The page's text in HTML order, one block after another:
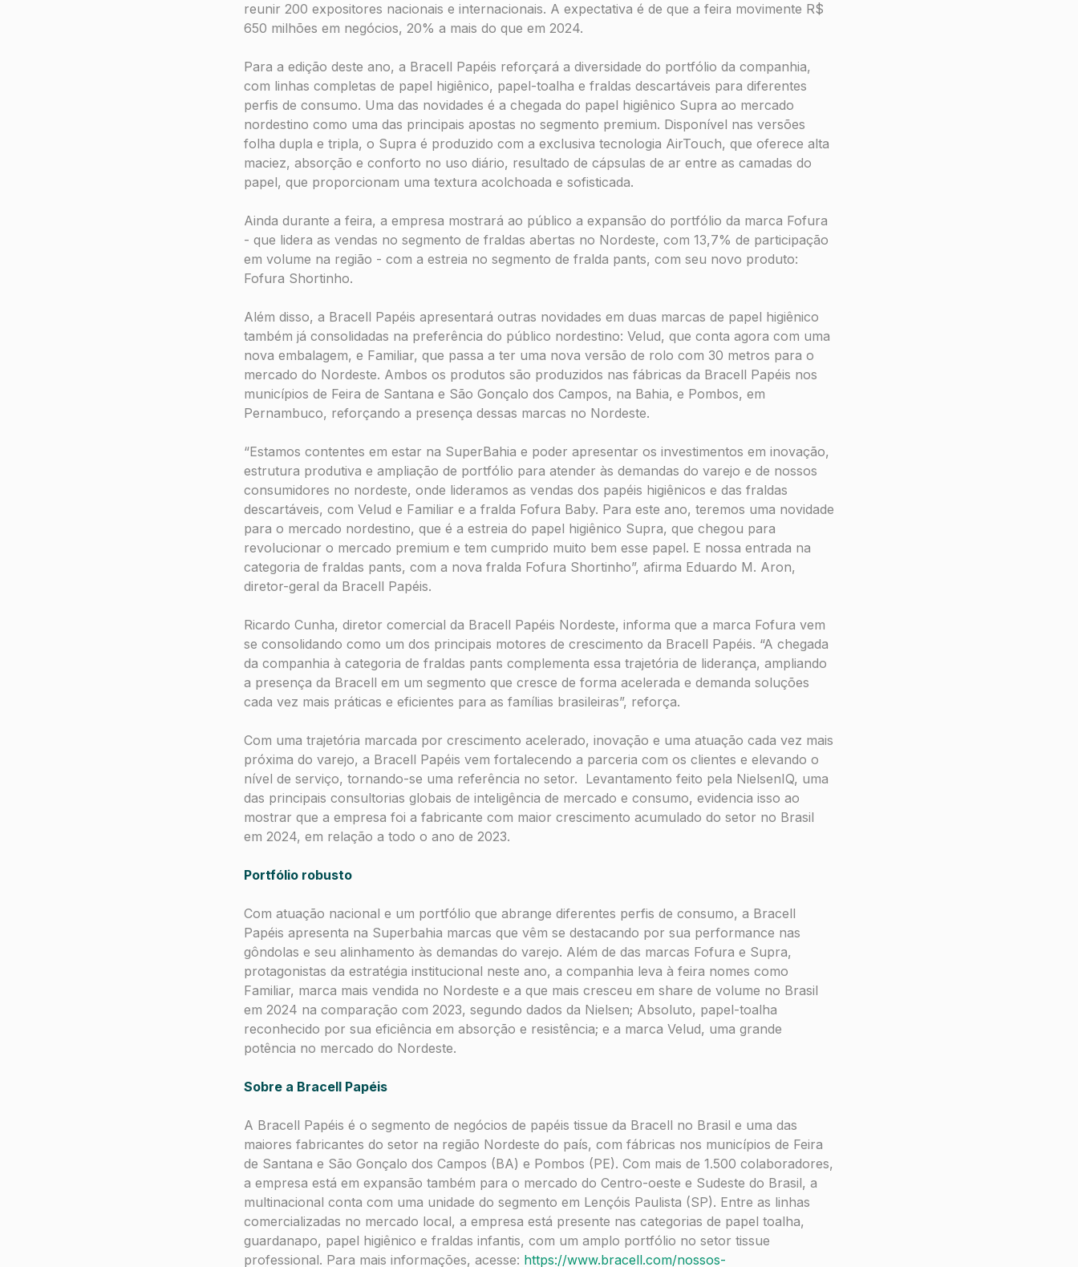
reunir 200 expositores nacionais e internacionais. A expectativa é de que a feira movimente R$
650 milhões em negócios, 20% a mais do que em 2024.
Para a edição deste ano, a Bracell Papéis reforçará a diversidade do portfólio da companhia,
com linhas completas de papel higiênico, papel-toalha e fraldas descartáveis para diferentes
perfis de consumo. Uma das novidades é a chegada do papel higiênico Supra ao mercado
nordestino como uma das principais apostas no segmento premium. Disponível nas versões
folha dupla e tripla, o Supra é produzido com a exclusiva tecnologia AirTouch, que oferece alta
maciez, absorção e conforto no uso diário, resultado de cápsulas de ar entre as camadas do
papel, que proporcionam uma textura acolchoada e sofisticada.
Ainda durante a feira, a empresa mostrará ao público a expansão do portfólio da marca Fofura
- que lidera as vendas no segmento de fraldas abertas no Nordeste, com 13,7% de participação
em volume na região - com a estreia no segmento de fralda pants, com seu novo produto:
Fofura Shortinho.
Além disso, a Bracell Papéis apresentará outras novidades em duas marcas de papel higiênico
também já consolidadas na preferência do público nordestino: Velud, que conta agora com uma
nova embalagem, e Familiar, que passa a ter uma nova versão de rolo com 30 metros para o
mercado do Nordeste. Ambos os produtos são produzidos nas fábricas da Bracell Papéis nos
municípios de Feira de Santana e São Gonçalo dos Campos, na Bahia, e Pombos, em
Pernambuco, reforçando a presença dessas marcas no Nordeste.
“Estamos contentes em estar na SuperBahia e poder apresentar os investimentos em inovação,
estrutura produtiva e ampliação de portfólio para atender às demandas do varejo e de nossos
consumidores no nordeste, onde lideramos as vendas dos papéis higiênicos e das fraldas
descartáveis, com Velud e Familiar e a fralda Fofura Baby. Para este ano, teremos uma novidade
para o mercado nordestino, que é a estreia do papel higiênico Supra, que chegou para
revolucionar o mercado premium e tem cumprido muito bem esse papel. E nossa entrada na
categoria de fraldas pants, com a nova fralda Fofura Shortinho”, afirma Eduardo M. Aron,
diretor-geral da Bracell Papéis.
Ricardo Cunha, diretor comercial da Bracell Papéis Nordeste, informa que a marca Fofura vem
se consolidando como um dos principais motores de crescimento da Bracell Papéis. “A chegada
da companhia à categoria de fraldas pants complementa essa trajetória de liderança, ampliando
a presença da Bracell em um segmento que cresce de forma acelerada e demanda soluções
cada vez mais práticas e eficientes para as famílias brasileiras”, reforça.
Com uma trajetória marcada por crescimento acelerado, inovação e uma atuação cada vez mais
próxima do varejo, a Bracell Papéis vem fortalecendo a parceria com os clientes e elevando o
nível de serviço, tornando-se uma referência no setor. Levantamento feito pela NielsenIQ, uma
das principais consultorias globais de inteligência de mercado e consumo, evidencia isso ao
mostrar que a empresa foi a fabricante com maior crescimento acumulado do setor no Brasil
em 2024, em relação a todo o ano de 2023.
Portfólio robusto
Com atuação nacional e um portfólio que abrange diferentes perfis de consumo, a Bracell
Papéis apresenta na Superbahia marcas que vêm se destacando por sua performance nas
gôndolas e seu alinhamento às demandas do varejo. Além de das marcas Fofura e Supra,
protagonistas da estratégia institucional neste ano, a companhia leva à feira nomes como
Familiar, marca mais vendida no Nordeste e a que mais cresceu em share de volume no Brasil
em 2024 na comparação com 2023, segundo dados da Nielsen; Absoluto, papel-toalha
reconhecido por sua eficiência em absorção e resistência; e a marca Velud, uma grande
potência no mercado do Nordeste.
Sobre a Bracell Papéis
A Bracell Papéis é o segmento de negócios de papéis tissue da Bracell no Brasil e uma das
maiores fabricantes do setor na região Nordeste do país, com fábricas nos municípios de Feira
de Santana e São Gonçalo dos Campos (BA) e Pombos (PE). Com mais de 1.500 colaboradores,
a empresa está em expansão também para o mercado do Centro-oeste e Sudeste do Brasil, a
multinacional conta com uma unidade do segmento em Lençóis Paulista (SP). Entre as linhas
comercializadas no mercado local, a empresa está presente nas categorias de papel toalha,
guardanapo, papel higiênico e fraldas infantis, com um amplo portfólio no setor tissue
professional. Para mais informações, acesse: https://www.bracell.com/nossos-